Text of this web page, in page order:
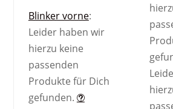
Blinker vorne:
Leider haben wir
hierzu keine
passenden
Produkte für Dich
gefunden.